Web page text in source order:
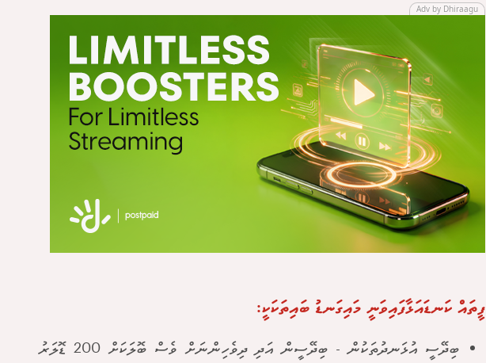
Adv by Dhiraagu
ފީތައް ކަނޑައަޅާފައިވަނީ މައިގަނޑު ބައިތަކަކީ:
ބިދޭސީ އުޅަނދުތަކުން - ބިދޭސީން އަދި ދިވެހިންނަށް ވެސް ބޮލަކަށް 200 ޑޮލަރު